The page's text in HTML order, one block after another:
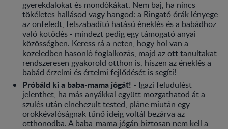
gyerekdalokat és mondókákat. Nem baj, ha nincs
tökéletes hallásod vagy hangod: a Ringató órák lényege
az önfeledt, felszabadító hatású éneklés és a babádhoz
való kötődés - mindezt pedig egy támogató anyai
közösségben. Keress rá a neten, hogy hol van a
közeledben hasonló foglalkozás, majd az ott tanultakat
rendszeresen gyakorold otthon is, hiszen az éneklés a
babád érzelmi és értelmi fejlődését is segíti!
Próbáld ki a baba-mama jógát! - Igazi felüdülést
jelenthet, ha más anyákkal együtt mozgathatod át a
szülés után elnehezült tested, pláne miután egy
örökkévalóságnak tűnő ideig voltál bezárva az
otthonodba. Ababa-mama jógán biztosan nem kell a